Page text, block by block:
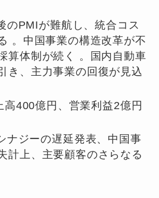
のPMIが難航し、統合コス
。中国事業の構造改革が不
算体制が続く 。国内自動車
き、主力事業の回復が見込
高400億円、営業利益2億円
ナジーの遅延発表、中国事
計上、主要顧客のさらなる